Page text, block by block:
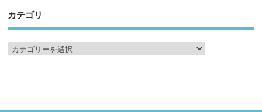
カテゴリ